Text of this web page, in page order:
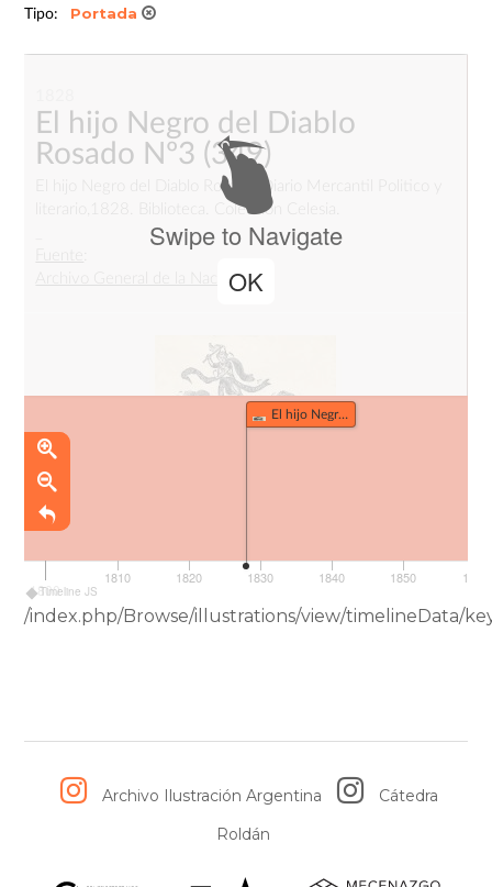
Tipo: Portada
El hijo Negro del Diablo
Rosado Nº3 (349)
El hijo Negro del Diablo Rosado, Diario Mercantil Politico y
literario,1828. Biblioteca. Colección Celesia.
Archivo General de la Nación
Swipe to Navigate
OK
Timeline JS
El hijo Negro del Diablo Rosado Nº3 (349)
1800
1810 1820 1830 1840 1850 1860
/index.php/Browse/illustrations/view/timelineData/
Archivo Ilustración Argentina
Cátedra
Roldán